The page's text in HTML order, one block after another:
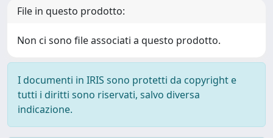
File in questo prodotto:
Non ci sono file associati a questo prodotto.
I documenti in IRIS sono protetti da copyright e
tutti i diritti sono riservati, salvo diversa
indicazione.